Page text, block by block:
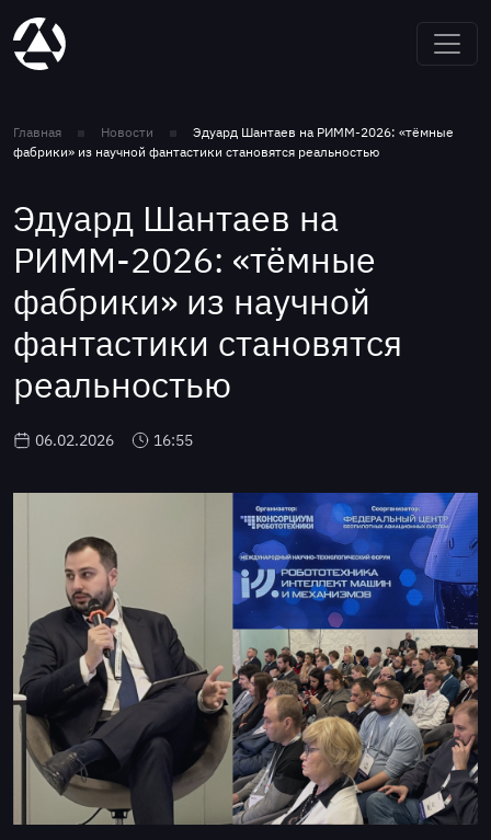
Главная Новости
Эдуард Шантаев на РИММ-2026: «тёмные
фабрики» из научной фантастики становятся реальностью
Эдуард Шантаев на
РИММ-2026: «тёмные
фабрики» из научной
фантастики становятся
реальностью
06.02.2026 16:55